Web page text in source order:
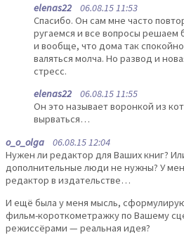
elenas22 06.08.15 11:53
Спасибо. Он сам мне часто
ругаемся и все вопросы решаем
и вообще, что дома так
валяться молча. Но развод и
стресс.
elenas22 06.08.15 11:55
Он это называет воронкой из
вырваться…
o_o_olga 06.08.15 12:04
Нужен ли редактор для Ваших книг?
дополнительные люди не нужны? У
редактор в издательстве…
И ещё была у меня мысль,
фильм-короткометражку по Вашему
режиссёрами — реальная идея?